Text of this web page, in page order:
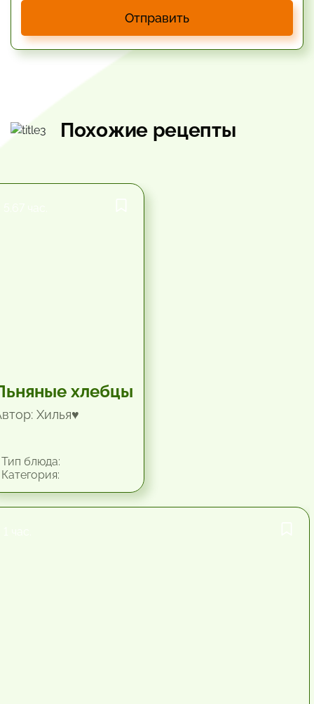
Отправить
Похожие рецепты
хлебцы
Хилья♥
блюда: